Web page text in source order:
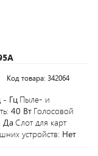
Код товара: 342064
- Гц Пыле- и
40 Вт Голосовой
ДаСлот для карт
устройств: Нет